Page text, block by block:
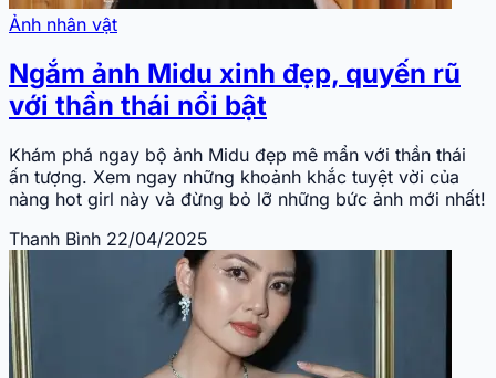
Ảnh nhân vật
Ngắm ảnh Midu xinh đẹp, quyến rũ
với thần thái nổi bật
Khám phá ngay bộ ảnh Midu đẹp mê mẩn với thần thái
ấn tượng. Xem ngay những khoảnh khắc tuyệt vời của
nàng hot girl này và đừng bỏ lỡ những bức ảnh mới nhất!
Thanh Bình 22/04/2025